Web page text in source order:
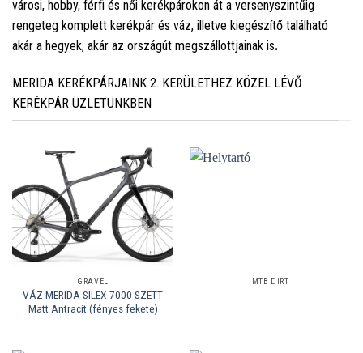
városi, hobby, férfi és női kerékpárokon át a versenyszintűig
rengeteg komplett kerékpár és váz, illetve kiegészítő található
akár a hegyek, akár az országút megszállottjainak is.
MERIDA KERÉKPÁRJAINK 2. KERÜLETHEZ KÖZEL LÉVŐ
KERÉKPÁR ÜZLETÜNKBEN
GRAVEL
VÁZ MERIDA SILEX 7000 SZETT
Matt Antracit (fényes fekete)
MTB DIRT